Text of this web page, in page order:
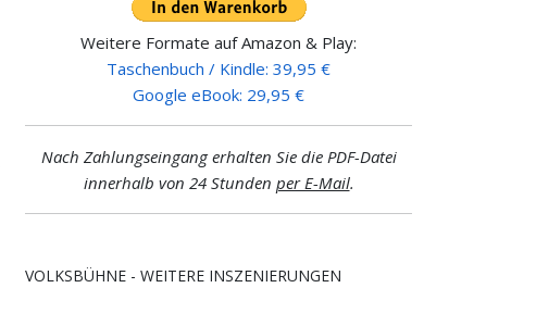
Weitere Formate auf Amazon & Play:
Taschenbuch / Kindle: 39,95 €
Google eBook: 29,95 €
Nach Zahlungseingang erhalten Sie die PDF-Datei
innerhalb von 24 Stunden per E-Mail.
VOLKSBÜHNE - WEITERE INSZENIERUNGEN